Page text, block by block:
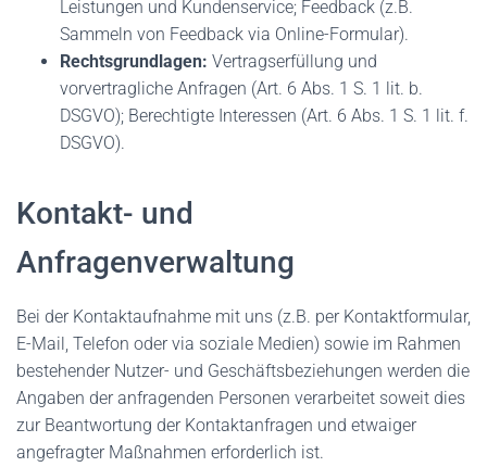
Leistungen und Kundenservice; Feedback (z.B.
Sammeln von Feedback via Online-Formular).
Rechtsgrundlagen: Vertragserfüllung und
vorvertragliche Anfragen (Art. 6 Abs. 1 S. 1 lit. b.
DSGVO); Berechtigte Interessen (Art. 6 Abs. 1 S. 1 lit. f.
DSGVO).
Kontakt- und
Anfragenverwaltung
Bei der Kontaktaufnahme mit uns (z.B. per Kontaktformular,
E-Mail, Telefon oder via soziale Medien) sowie im Rahmen
bestehender Nutzer- und Geschäftsbeziehungen werden die
Angaben der anfragenden Personen verarbeitet soweit dies
zur Beantwortung der Kontaktanfragen und etwaiger
angefragter Maßnahmen erforderlich ist.